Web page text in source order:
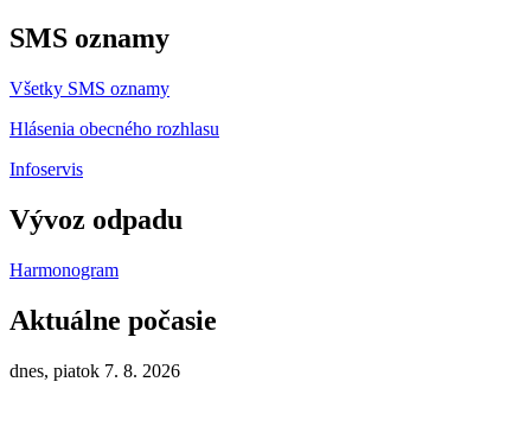
SMS oznamy
Všetky SMS oznamy
Hlásenia obecného rozhlasu
Infoservis
Vývoz odpadu
Harmonogram
Aktuálne počasie
dnes, piatok 7. 8. 2026